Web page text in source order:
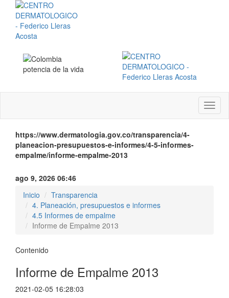
Menú
https://www.dermatologia.gov.co/transparencia/4-
planeacion-presupuestos-e-informes/4-5-informes-
empalme/informe-empalme-2013
ago 9, 2026 06:46
Inicio
Transparencia
4. Planeación, presupuestos e informes
4.5 Informes de empalme
Informe de Empalme 2013
Contenido
Informe de Empalme 2013
2021-02-05 16:28:03